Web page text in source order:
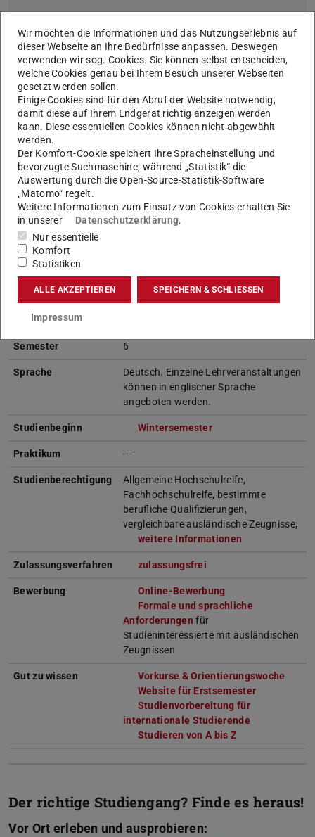
Bio-Materials Engineering an
der TU Darmstadt
Allgemeine Informationen &
Bewerbung
Semester 6
Sprache
Deutsch. Einzelne Lehrveranstaltungen
können in englischer Sprache
angeboten werden.
Studienbeginn Wintersemester
Praktikum ---
Studienberechtigung
Allgemeine Hochschulreife,
Fachhochschulreife, bestimmte
berufliche Qualifizierungen,
vergleichbare ausländische Zeugnisse;
weitere Informationen
Zulassungsverfahren zulassungsfrei
Bewerbung
Online-Bewerbung
Formale und sprachliche
Anforderungen für
Studieninteressierte mit ausländischen
Zeugnissen
Gut zu wissen
Vorkurse & Orientierungswoche
Website für Erstsemester
Studienvorbereitung für
internationale Studierende
Studieren von A bis Z
Der richtige Studiengang? Finde es heraus!
Vor Ort erleben und ausprobieren:
Wir möchten die Informationen und das Nutzungserlebnis auf
dieser Webseite an Ihre Bedürfnisse anpassen. Deswegen
verwenden wir sog. Cookies. Sie können selbst entscheiden,
welche Cookies genau bei Ihrem Besuch unserer Webseiten
gesetzt werden sollen.
Einige Cookies sind für den Abruf der Website notwendig,
damit diese auf Ihrem Endgerät richtig anzeigen werden
kann. Diese essentiellen Cookies können nicht abgewählt
werden.
Der Komfort-Cookie speichert Ihre Spracheinstellung und
bevorzugte Suchmaschine, während „Statistik“ die
Auswertung durch die Open-Source-Statistik-Software
„Matomo“ regelt.
Weitere Informationen zum Einsatz von Cookies erhalten Sie
in unserer
Datenschutzerklärung.
Nur essentielle
Komfort
Statistiken
ALLE AKZEPTIEREN SPEICHERN & SCHLIESSEN
Impressum